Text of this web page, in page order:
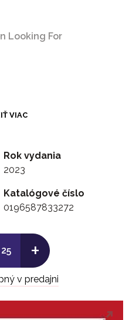
Looking For
VIAC
Rok vydania
2023
Katalógové číslo
0196587833272
+
v predajni